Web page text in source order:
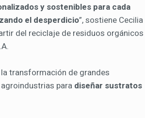
y sostenibles para cada
el desperdicio”, sostiene Cecilia
del reciclaje de residuos orgánicos
la transformación de grandes
para diseñar sustratos